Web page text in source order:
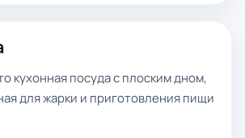
кухонная посуда с плоским дном,
для жарки и приготовления пищи